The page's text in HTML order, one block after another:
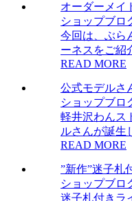
オーダーメイ
ショップブロ
今回は、ぶら
ーネスをご
READ MORE
公式モデルさ
ショップブロ
軽井沢わんス
ルさんが誕
READ MORE
”新作”迷子札
ショップブロ
迷子札付きラ